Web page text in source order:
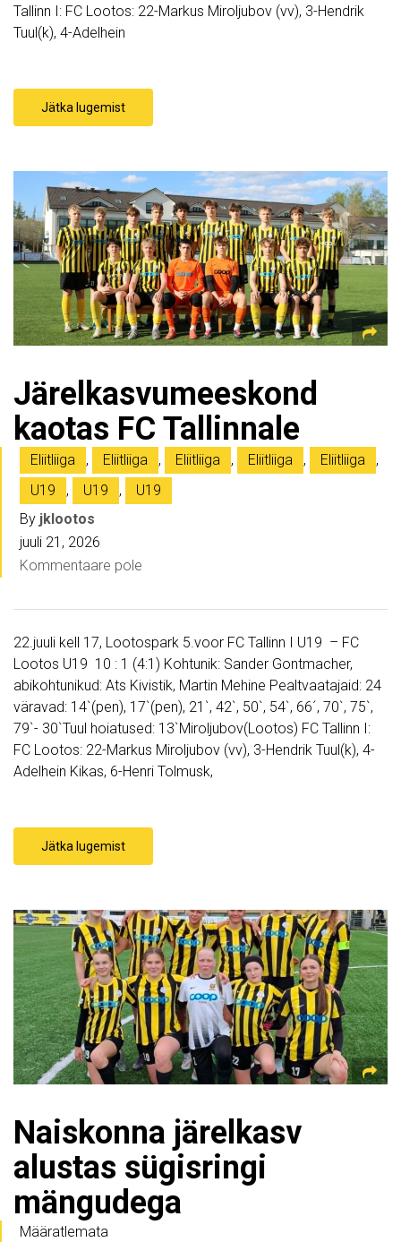
Tallinn I: FC Lootos: 22-Markus Miroljubov (vv), 3-Hendrik
Tuul(k), 4-Adelhein
Jätka lugemist
Järelkasvumeeskond
kaotas FC Tallinnale
Eliitliiga , Eliitliiga , Eliitliiga , Eliitliiga , Eliitliiga
,
U19
, U19 ,
U19
By jklootos
juuli 21, 2026
Kommentaare pole
22.juuli kell 17, Lootospark 5.voor FC Tallinn I U19 – FC
Lootos U19 10 : 1 (4:1) Kohtunik: Sander Gontmacher,
abikohtunikud: Ats Kivistik, Martin Mehine Pealtvaatajaid: 24
väravad: 14`(pen), 17`(pen), 21`, 42`, 50`, 54`, 66´, 70`, 75`,
79`- 30`Tuul hoiatused: 13`Miroljubov(Lootos) FC Tallinn I:
FC Lootos: 22-Markus Miroljubov (vv), 3-Hendrik Tuul(k), 4-
Adelhein Kikas, 6-Henri Tolmusk,
Jätka lugemist
Naiskonna järelkasv
alustas sügisringi
mängudega
Määratlemata